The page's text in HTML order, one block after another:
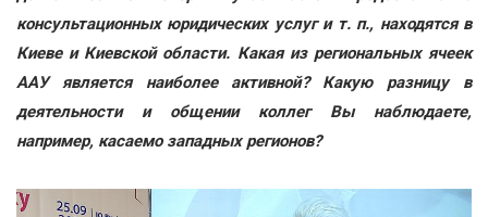
консультационных юридических услуг и т. п., находятся в
Киеве и Киевской области. Какая из региональных ячеек
ААУ является наиболее активной? Какую разницу в
деятельности и общении коллег Вы наблюдаете,
например, касаемо западных регионов?